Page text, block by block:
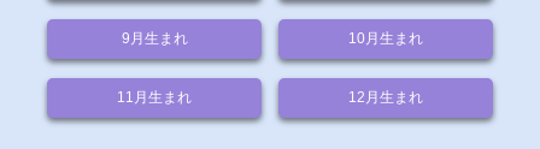
9月生まれ 10月生まれ
11月生まれ 12月生まれ